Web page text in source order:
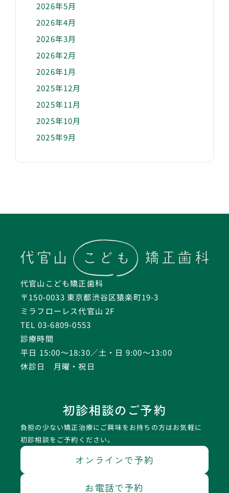
2026年5月
2026年4月
2026年3月
2026年2月
2026年1月
2025年12月
2025年11月
2025年10月
2025年9月
代官山こども矯正歯科
〒150-0033 東京都渋谷区猿楽町19-3
ミラフローレス代官山 2F
TEL 03-6809-0553
診療時間
平日 15:00〜18:30／土・日 9:00〜13:00
休診日 月曜・祝日
初診相談のご予約
負担の少ない矯正治療にご興味をお持ちの方はお気軽に
初診相談をご予約ください。
オンラインで予約
お電話で予約